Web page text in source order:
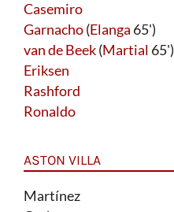
Casemiro
Garnacho(Elanga 65')
van de Beek(Martial 65')
Eriksen
Rashford
Ronaldo
ASTON VILLA
Martínez